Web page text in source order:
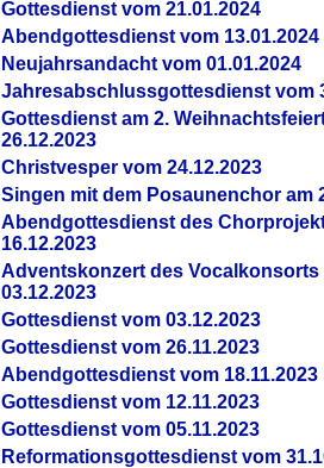
Gottesdienst vom 21.01.2024
Abendgottesdienst vom 13.01.2024
Neujahrsandacht vom 01.01.2024
Jahresabschlussgottesdienst vom
Gottesdienst am 2.
26.12.2023
Christvesper vom 24.12.2023
Singen mit dem Posaunenchor am
Abendgottesdienst des
16.12.2023
Adventskonzert des Vocalkonsorts
03.12.2023
Gottesdienst vom 03.12.2023
Gottesdienst vom 26.11.2023
Abendgottesdienst vom 18.11.2023
Gottesdienst vom 12.11.2023
Gottesdienst vom 05.11.2023
Reformationsgottesdienst vom